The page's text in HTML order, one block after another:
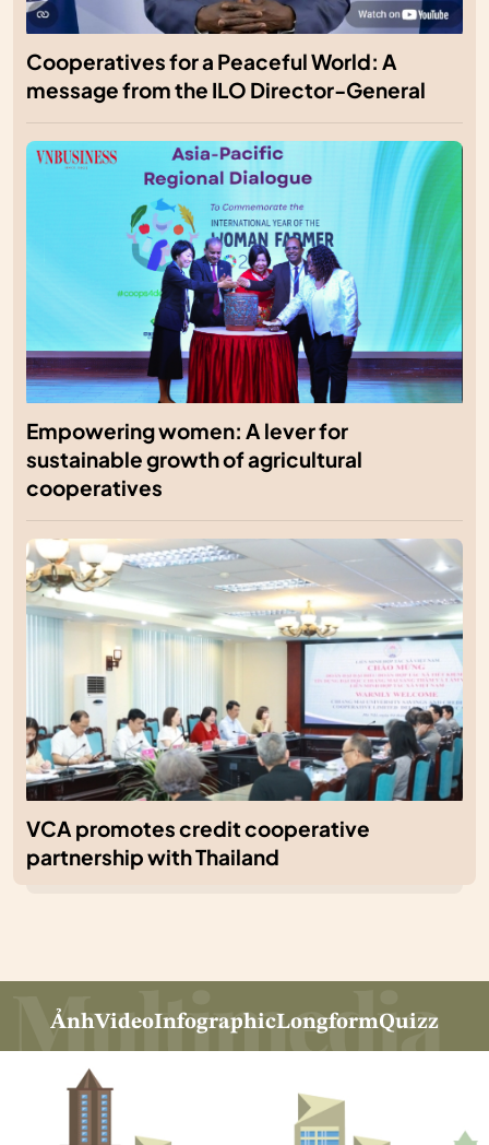
Cooperatives for a Peaceful World: A
message from the ILO Director-General
Empowering women: A lever for
sustainable growth of agricultural
cooperatives
VCA promotes credit cooperative
partnership with Thailand
ẢnhVideoInfographicLongformQuizz